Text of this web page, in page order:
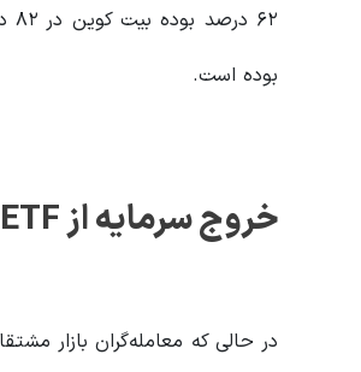
بوده است.
خروج سرمایه از